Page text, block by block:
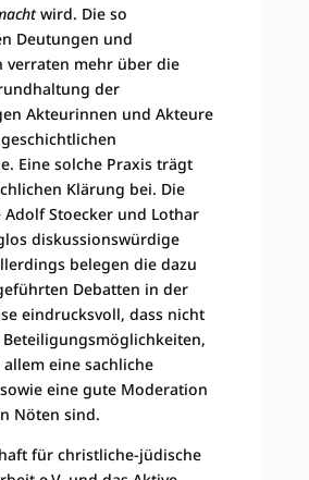
wird. Die so
Deutungen und
verraten mehr über die
der
Akteurinnen und Akteure
Eine solche Praxis trägt
Klärung bei. Die
Adolf Stoecker und Lothar
diskussionswürdige
belegen die dazu
Debatten in der
eindrucksvoll, dass nicht
eine sachliche
eine gute Moderation
Nöten sind.
für christliche-jüdische